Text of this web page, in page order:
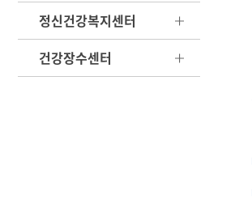
정신건강복지센터
건강장수센터